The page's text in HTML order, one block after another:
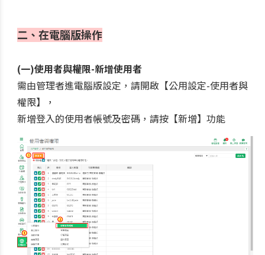
二、在電腦版操作
(一)使用者與權限-新增使用者
需由管理者進電腦版設定，請開啟【公用設定-使用者與
權限】，
新增登入的使用者帳號及密碼，請按【新增】功能